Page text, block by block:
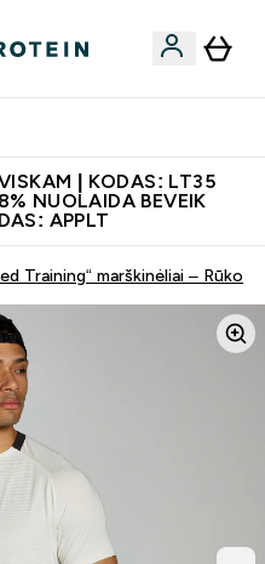
| KODAS: LT35
NUOLAIDA BEVEIK
APPLT
Training“ marškinėliai – Rūko